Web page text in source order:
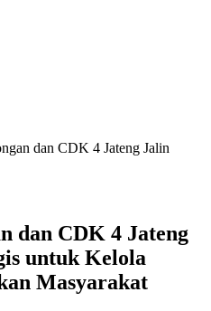
dan CDK 4 Jateng Jalin
dan CDK 4 Jateng
untuk Kelola
Masyarakat